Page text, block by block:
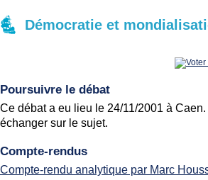
Démocratie et
Poursuivre le débat
Ce débat a eu lieu le 24/11/2001 à
échanger sur le sujet.
Compte-rendus
Compte-rendu analytique par Marc